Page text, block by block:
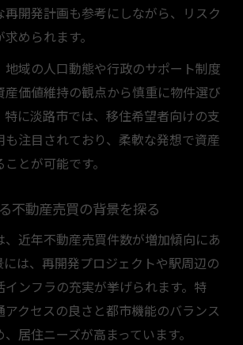
開発計画も参考にしながら、リスク
められます。
域の人口動態や行政のサポート制度
産価値維持の観点から慎重に物件選び
特に淡路市では、移住希望者向けの支
も注目されており、柔軟な発想で資産
とが可能です。
不動産売買の背景を探る
近年不動産売買件数が増加傾向にあ
には、再開発プロジェクトや駅周辺の
ンフラの充実が挙げられます。特
アクセスの良さと都市機能のバランス
居住ニーズが高まっています。